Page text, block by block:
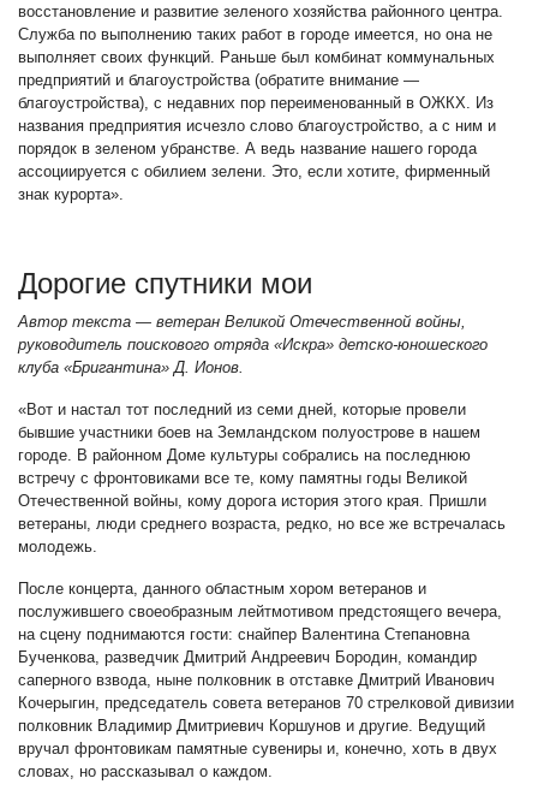
восстановление и развитие зеленого хозяйства районного центра.
Служба по выполнению таких работ в городе имеется, но она не
выполняет своих функций. Раньше был комбинат коммунальных
предприятий и благоустройства (обратите внимание —
благоустройства), с недавних пор переименованный в ОЖКХ. Из
названия предприятия исчезло слово благоустройство, а с ним и
порядок в зеленом убранстве. А ведь название нашего города
ассоциируется с обилием зелени. Это, если хотите, фирменный
знак курорта».
Дорогие спутники мои
Автор текста — ветеран Великой Отечественной войны,
руководитель поискового отряда «Искра» детско-юношеского
клуба «Бригантина» Д. Ионов.
«Вот и настал тот последний из семи дней, которые провели
бывшие участники боев на Земландском полуострове в нашем
городе. В районном Доме культуры собрались на последнюю
встречу с фронтовиками все те, кому памятны годы Великой
Отечественной войны, кому дорога история этого края. Пришли
ветераны, люди среднего возраста, редко, но все же встречалась
молодежь.
После концерта, данного областным хором ветеранов и
послужившего своеобразным лейтмотивом предстоящего вечера,
на сцену поднимаются гости: снайпер Валентина Степановна
Бученкова, разведчик Дмитрий Андреевич Бородин, командир
саперного взвода, ныне полковник в отставке Дмитрий Иванович
Кочерыгин, председатель совета ветеранов 70 стрелковой дивизии
полковник Владимир Дмитриевич Коршунов и другие. Ведущий
вручал фронтовикам памятные сувениры и, конечно, хоть в двух
словах, но рассказывал о каждом.